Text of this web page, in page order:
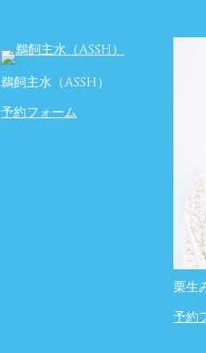
鵜飼主水（ASSH）
予約フォーム
栗生
予約